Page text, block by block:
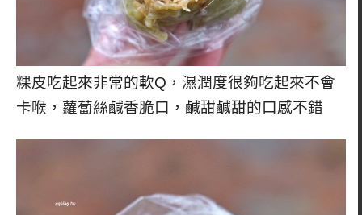
粿皮吃起來非常的軟Q，濕潤度很夠吃起來不會
卡喉，蘿蔔絲鹹香脆口，鹹甜鹹甜的口感不錯